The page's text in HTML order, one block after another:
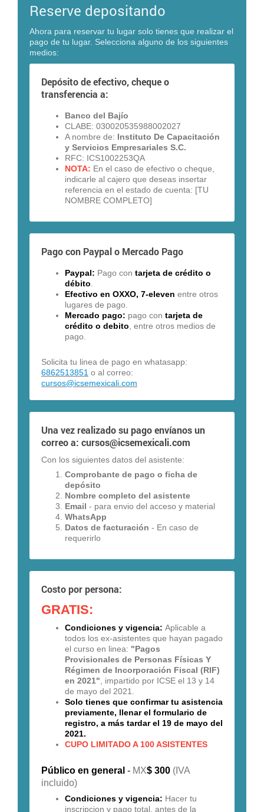
Reserve depositando
Ahora para reservar tu lugar solo tienes que realizar el
pago de tu lugar. Selecciona alguno de los siguientes
medios:
Depósito de efectivo, cheque o
transferencia a:
Banco del Bajío
CLABE: 030020535988002027
A nombre de: Instituto De Capacitación
y Servicios Empresariales S.C.
RFC: ICS1002253QA
NOTA: En el caso de efectivo o cheque,
indicarle al cajero que deseas insertar
referencia en el estado de cuenta: [TU
NOMBRE COMPLETO]
Pago con Paypal o Mercado Pago
Paypal: Pago con tarjeta de crédito o
débito
Efectivo en OXXO, 7-eleven entre otros
lugares de pago.
Mercado pago: pago con tarjeta de
crédito o debito , entre otros medios de
pago.
Solicita tu linea de pago en whatasapp:
6862513851 o al correo:
cursos@icsemexicali.com
Una vez realizado su pago envíanos un
correo a: cursos@icsemexicali.com
Con los siguientes datos del asistente:
Comprobante de pago o ficha de
depósito
Nombre completo del asistente
Email - para envio del acceso y material
WhatsApp
Datos de facturación - En caso de
requerirlo
Costo por persona:
GRATIS:
Condiciones y vigencia: Aplicable a
todos los ex-asistentes que hayan pagado
el curso en linea: "Pagos
Provisionales de Personas Físicas Y
Régimen de Incorporación Fiscal (RIF)
en 2021" , impartido por ICSE el 13 y 14
de mayo del 2021.
Solo tienes que confirmar tu asistencia
previamente, llenar el formulario de
registro, a más tardar el 19 de mayo del
2021.
CUPO LIMITADO A 100 ASISTENTES
Público en general - MX$ 300 (IVA
incluido)
Condiciones y vigencia: Hacer tu
inscripcion y pago total, antes de la